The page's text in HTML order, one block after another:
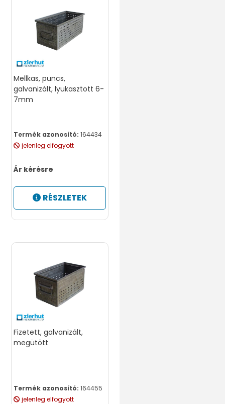
Mellkas, puncs,
galvanizált, lyukasztott 6-
7mm
Termék azonosító: 164434
jelenleg elfogyott
Ár kérésre
RÉSZLETEK
Fizetett, galvanizált,
megütött
Termék azonosító: 164455
jelenleg elfogyott